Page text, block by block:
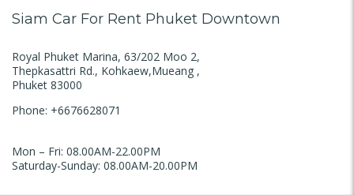
Siam Car For Rent Phuket Downtown
Royal Phuket Marina, 63/202 Moo 2,
Thepkasattri Rd., Kohkaew,Mueang ,
Phuket 83000
Phone: +6676628071
Mon – Fri: 08.00AM-22.00PM
Saturday-Sunday: 08.00AM-20.00PM